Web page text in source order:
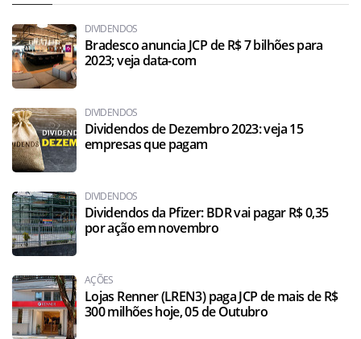
DIVIDENDOS
Bradesco anuncia JCP de R$ 7 bilhões para
2023; veja data-com
DIVIDENDOS
Dividendos de Dezembro 2023: veja 15
empresas que pagam
DIVIDENDOS
Dividendos da Pfizer: BDR vai pagar R$ 0,35
por ação em novembro
AÇÕES
Lojas Renner (LREN3) paga JCP de mais de R$
300 milhões hoje, 05 de Outubro